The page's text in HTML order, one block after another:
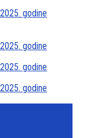
godine
godine
godine
godine